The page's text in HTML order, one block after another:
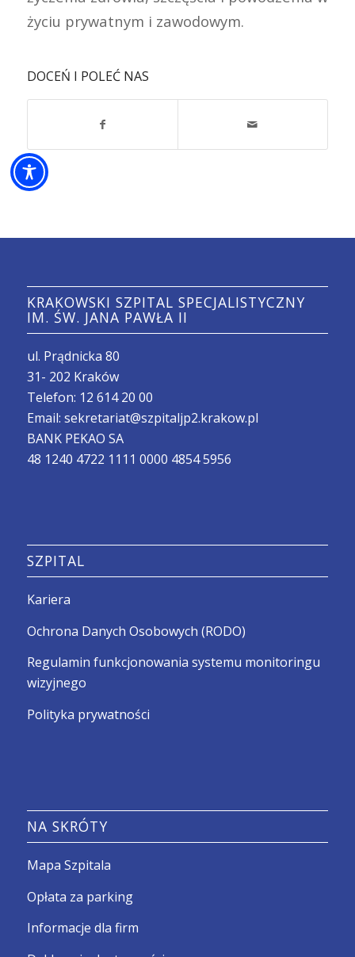
życiu prywatnym i zawodowym.
DOCEŃ I POLEĆ NAS
KRAKOWSKI SZPITAL SPECJALISTYCZNY
IM. ŚW. JANA PAWŁA II
ul. Prądnicka 80
31- 202 Kraków
Telefon: 12 614 20 00
Email: sekretariat@szpitaljp2.krakow.pl
BANK PEKAO SA
48 1240 4722 1111 0000 4854 5956
SZPITAL
Kariera
Ochrona Danych Osobowych (RODO)
Regulamin funkcjonowania systemu monitoringu
wizyjnego
Polityka prywatności
NA SKRÓTY
Mapa Szpitala
Opłata za parking
Informacje dla firm